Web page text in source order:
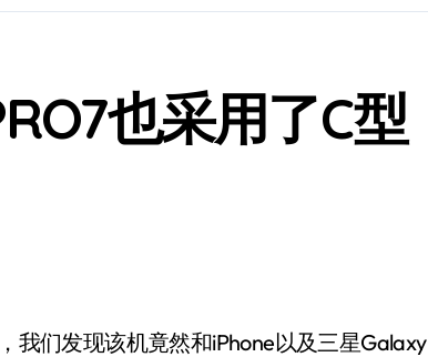
掌控未来！ 也采用了C型